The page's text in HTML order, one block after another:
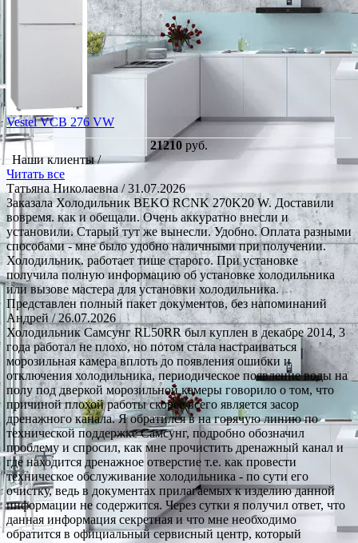
Vestel VCB 276 VW
21210 руб.
Наши клиенты /
Читать все
Татьяна Николаевна / 31.07.2026
Заказала Холодильник BEKO RCNK 270K20 W. Доставили
вовремя. как и обещали. Очень аккуратно внесли и
установили. Старый тут же вынесли. Удобно. Оплата разными
способами - мне было удобно наличными при получении.
Холодильник. работает тише старого. При установке
получила полную информацию об установке холодильника
или вызове мастера для установки холодильника.
Представлен полный пакет документов, без напоминаний
Андрей/ 26.07.2026
Холодильник Самсунг RL50RR был куплен в декабре 2014, 3
года работал не плохо, но потом стала настраиваться
морозильная камера вплоть до появления ошибки и
отключения холодильника, периодическое появление воды на
полу под дверкой морозильной камеры говорило о том, что
причиной плохой работы скорее всего является засор
дренажного канала. Я обратился в на горячую линию по
технической поддержке Самсунг, подробно обозначил
проблему и спросил, как мне прочистить дренажный канал и
где находится дренажное отверстие т.е. как провести
техническое обслуживание холодильника - по сути его
очистку, ведь в документах прилагаемых к изделию данной
информации не содержится. Через сутки я получил ответ, что
данная информация секретная и что мне необходимо
обратится в официальный сервисный центр, который